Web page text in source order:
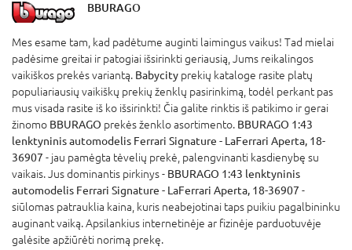
BBURAGO
Mes esame tam, kad padėtume auginti laimingus vaikus! Tad mielai
padėsime greitai ir patogiai išsirinkti geriausią, Jums reikalingos
vaikiškos prekės variantą. Babycity prekių kataloge rasite platų
populiariausių vaikiškų prekių ženklų pasirinkimą, todėl perkant pas
mus visada rasite iš ko išsirinkti! Čia galite rinktis iš patikimo ir gerai
žinomo BBURAGO prekės ženklo asortimento. BBURAGO 1:43
lenktyninis automodelis Ferrari Signature - LaFerrari Aperta, 18-
36907 - jau pamėgta tėvelių prekė, palengvinanti kasdienybę su
vaikais. Jus dominantis pirkinys - BBURAGO 1:43 lenktyninis
automodelis Ferrari Signature - LaFerrari Aperta, 18-36907 -
siūlomas patrauklia kaina, kuris neabejotinai taps puikiu pagalbininku
auginant vaiką. Apsilankius internetinėje ar fizinėje parduotuvėje
galėsite apžiūrėti norimą prekę.